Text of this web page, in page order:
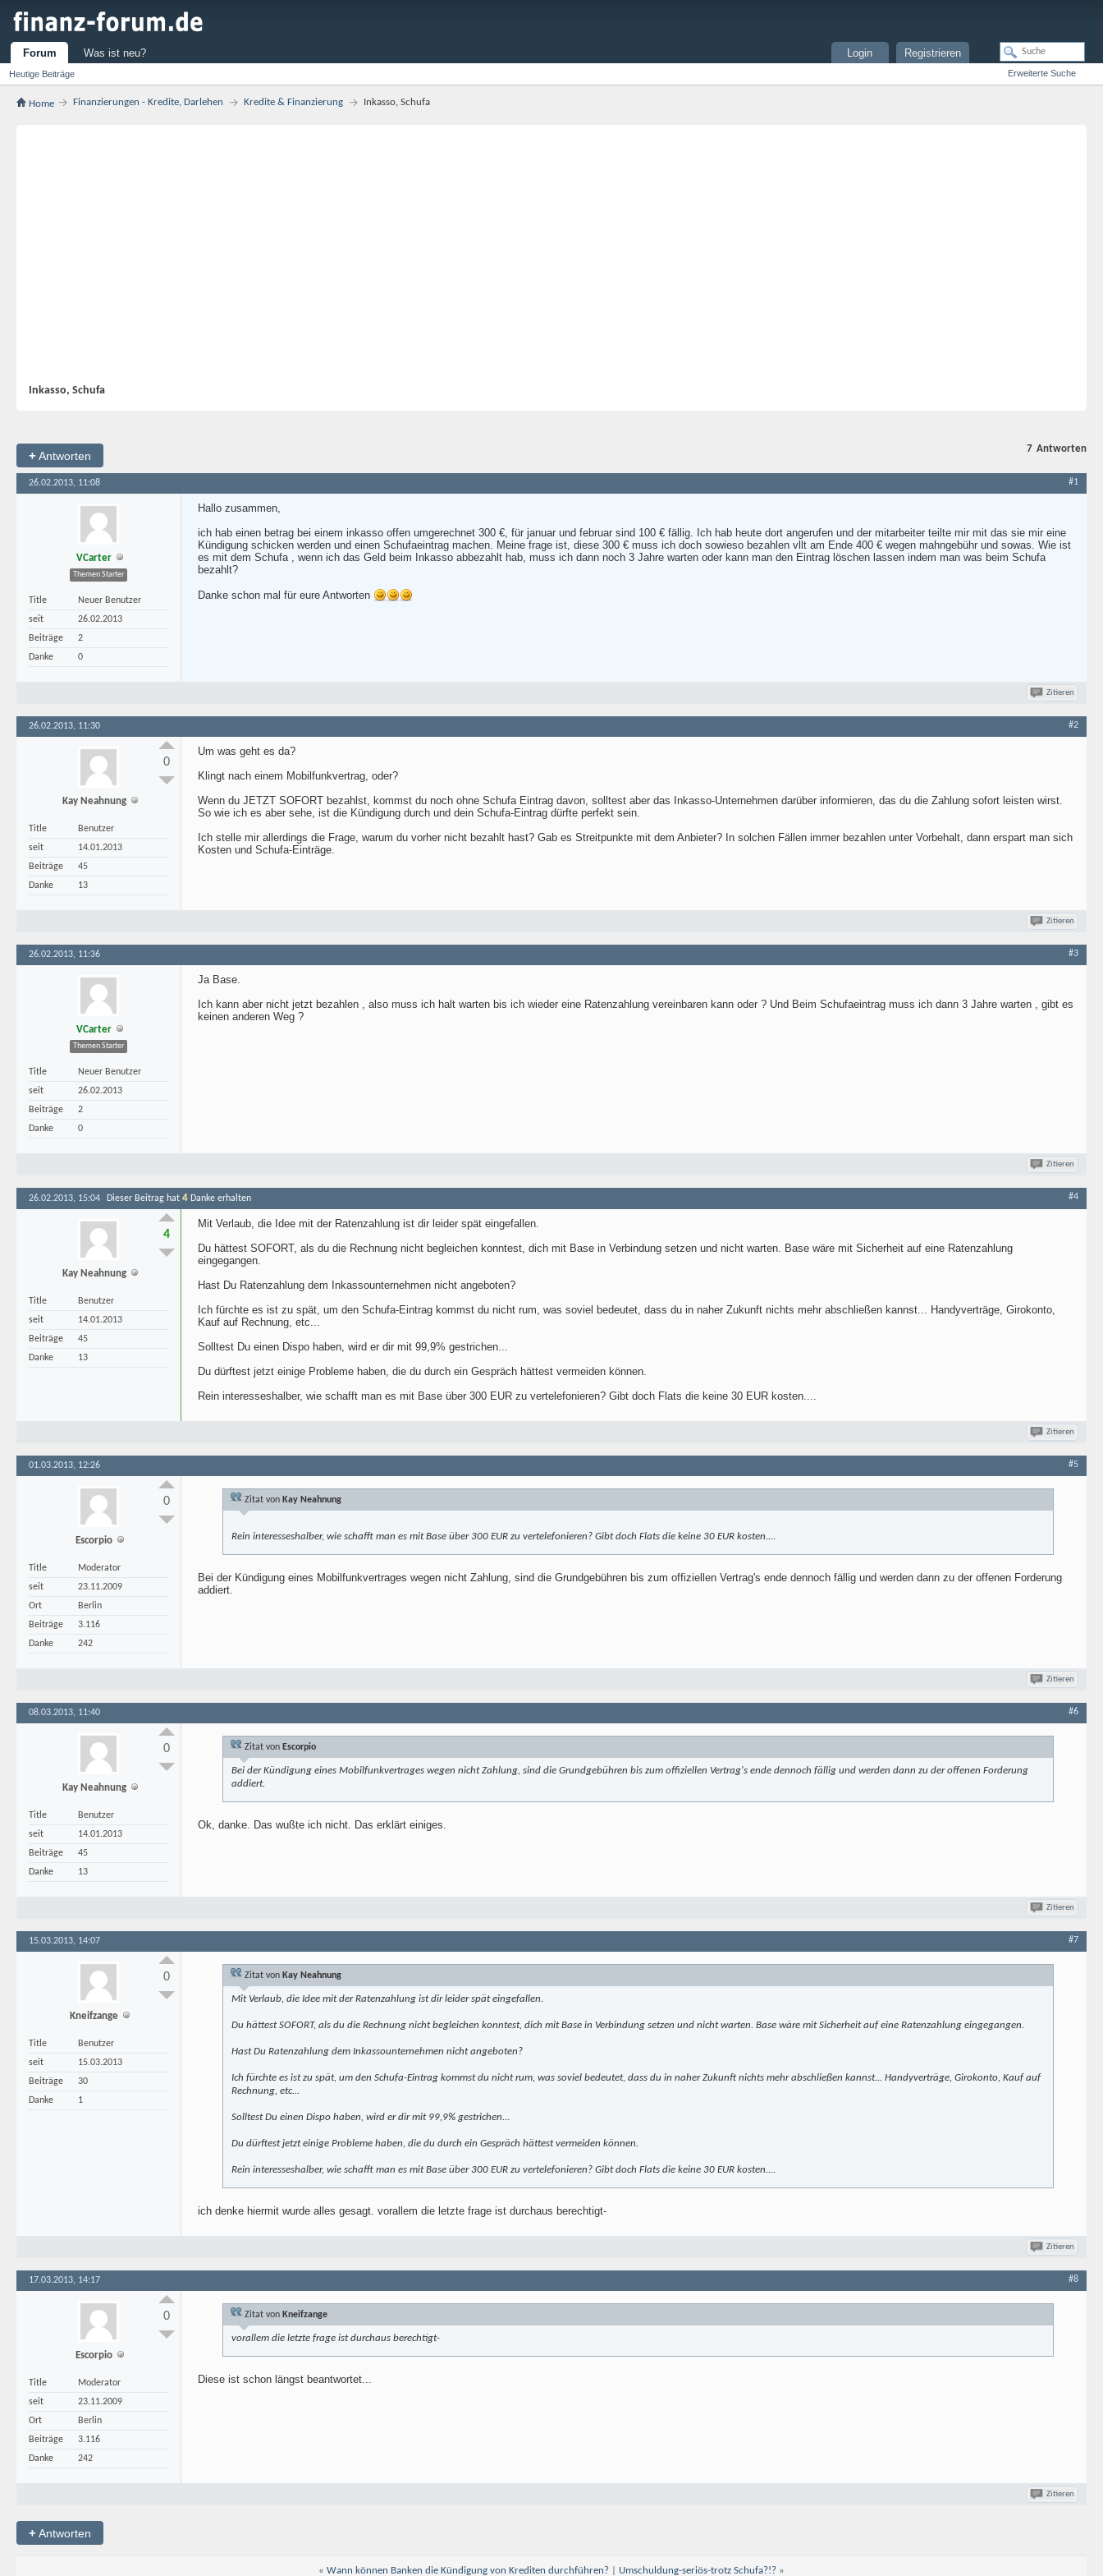
Forum
Heutige Beiträge
Was ist neu? Registrieren
Login
Erweiterte Suche
Home Finanzierungen - Kredite, Darlehen Kredite & Finanzierung Inkasso, Schufa
Inkasso, Schufa
+Antworten
7 Antworten
26.02.2013, 11:08 #1
VCarter
Themen Starter
Title
Neuer Benutzer
seit
26.02.2013
Beiträge
2
Danke
0
Hallo zusammen,
ich hab einen betrag bei einem inkasso offen umgerechnet 300 €, für januar und februar sind 100 € fällig. Ich hab heute dort angerufen und der mitarbeiter teilte mir mit das sie mir eine
Kündigung schicken werden und einen Schufaeintrag machen. Meine frage ist, diese 300 € muss ich doch sowieso bezahlen vllt am Ende 400 € wegen mahngebühr und sowas. Wie ist
es mit dem Schufa , wenn ich das Geld beim Inkasso abbezahlt hab, muss ich dann noch 3 Jahre warten oder kann man den Eintrag löschen lassen indem man was beim Schufa
bezahlt?
Danke schon mal für eure Antworten
Zitieren
26.02.2013, 11:30 #2
Kay Neahnung
Title
Benutzer
seit
14.01.2013
Beiträge
45
Danke
13
0
Um was geht es da?
Klingt nach einem Mobilfunkvertrag, oder?
Wenn du JETZT SOFORT bezahlst, kommst du noch ohne Schufa Eintrag davon, solltest aber das Inkasso-Unternehmen darüber informieren, das du die Zahlung sofort leisten wirst.
So wie ich es aber sehe, ist die Kündigung durch und dein Schufa-Eintrag dürfte perfekt sein.
Ich stelle mir allerdings die Frage, warum du vorher nicht bezahlt hast? Gab es Streitpunkte mit dem Anbieter? In solchen Fällen immer bezahlen unter Vorbehalt, dann erspart man sich
Kosten und Schufa-Einträge.
Zitieren
26.02.2013, 11:36 #3
VCarter
Themen Starter
Title
Neuer Benutzer
seit
26.02.2013
Beiträge
2
Danke
0
Ja Base.
Ich kann aber nicht jetzt bezahlen , also muss ich halt warten bis ich wieder eine Ratenzahlung vereinbaren kann oder ? Und Beim Schufaeintrag muss ich dann 3 Jahre warten , gibt es
keinen anderen Weg ?
Zitieren
26.02.2013, 15:04 Dieser Beitrag hat 4 Danke erhalten #4
Kay Neahnung
Title
Benutzer
seit
14.01.2013
Beiträge
45
Danke
13
4
Mit Verlaub, die Idee mit der Ratenzahlung ist dir leider spät eingefallen.
Du hättest SOFORT, als du die Rechnung nicht begleichen konntest, dich mit Base in Verbindung setzen und nicht warten. Base wäre mit Sicherheit auf eine Ratenzahlung
eingegangen.
Hast Du Ratenzahlung dem Inkassounternehmen nicht angeboten?
Ich fürchte es ist zu spät, um den Schufa-Eintrag kommst du nicht rum, was soviel bedeutet, dass du in naher Zukunft nichts mehr abschließen kannst... Handyverträge, Girokonto,
Kauf auf Rechnung, etc...
Solltest Du einen Dispo haben, wird er dir mit 99,9% gestrichen...
Du dürftest jetzt einige Probleme haben, die du durch ein Gespräch hättest vermeiden können.
Rein interesseshalber, wie schafft man es mit Base über 300 EUR zu vertelefonieren? Gibt doch Flats die keine 30 EUR kosten....
Zitieren
01.03.2013, 12:26 #5
Escorpio
Title
Moderator
seit
23.11.2009
Ort
Berlin
Beiträge
3.116
Danke
242
0 Zitat von Kay Neahnung
Rein interesseshalber, wie schafft man es mit Base über 300 EUR zu vertelefonieren? Gibt doch Flats die keine 30 EUR kosten....
Bei der Kündigung eines Mobilfunkvertrages wegen nicht Zahlung, sind die Grundgebühren bis zum offiziellen Vertrag's ende dennoch fällig und werden dann zu der offenen Forderung
addiert.
Zitieren
08.03.2013, 11:40 #6
Kay Neahnung
Title
Benutzer
seit
14.01.2013
Beiträge
45
Danke
13
0 Zitat von Escorpio
Bei der Kündigung eines Mobilfunkvertrages wegen nicht Zahlung, sind die Grundgebühren bis zum offiziellen Vertrag's ende dennoch fällig und werden dann zu der offenen Forderung
addiert.
Ok, danke. Das wußte ich nicht. Das erklärt einiges.
Zitieren
15.03.2013, 14:07 #7
Kneifzange
Title
Benutzer
seit
15.03.2013
Beiträge
30
Danke
1
0 Zitat von Kay Neahnung
Mit Verlaub, die Idee mit der Ratenzahlung ist dir leider spät eingefallen.
Du hättest SOFORT, als du die Rechnung nicht begleichen konntest, dich mit Base in Verbindung setzen und nicht warten. Base wäre mit Sicherheit auf eine Ratenzahlung eingegangen.
Hast Du Ratenzahlung dem Inkassounternehmen nicht angeboten?
Ich fürchte es ist zu spät, um den Schufa-Eintrag kommst du nicht rum, was soviel bedeutet, dass du in naher Zukunft nichts mehr abschließen kannst... Handyverträge, Girokonto, Kauf auf
Rechnung, etc...
Solltest Du einen Dispo haben, wird er dir mit 99,9% gestrichen...
Du dürftest jetzt einige Probleme haben, die du durch ein Gespräch hättest vermeiden können.
Rein interesseshalber, wie schafft man es mit Base über 300 EUR zu vertelefonieren? Gibt doch Flats die keine 30 EUR kosten....
ich denke hiermit wurde alles gesagt. vorallem die letzte frage ist durchaus berechtigt-
Zitieren
17.03.2013, 14:17 #8
Escorpio
Title
Moderator
seit
23.11.2009
Ort
Berlin
Beiträge
3.116
Danke
242
0 Zitat von Kneifzange
vorallem die letzte frage ist durchaus berechtigt-
Diese ist schon längst beantwortet...
Zitieren
+Antworten
« Wann können Banken die Kündigung von Krediten durchführen? Umschuldung-seriös-trotz Schufa?!? »